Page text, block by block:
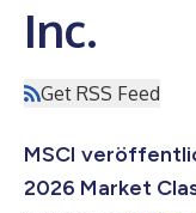
Inc.
Get RSS Feed
MSCI
2026 Market